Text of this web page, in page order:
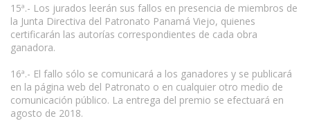
15ª.- Los jurados leerán sus fallos en presencia de miembros de
la Junta Directiva del Patronato Panamá Viejo, quienes
certificarán las autorías correspondientes de cada obra
ganadora.
16ª.- El fallo sólo se comunicará a los ganadores y se publicará
en la página web del Patronato o en cualquier otro medio de
comunicación público. La entrega del premio se efectuará en
agosto de 2018.